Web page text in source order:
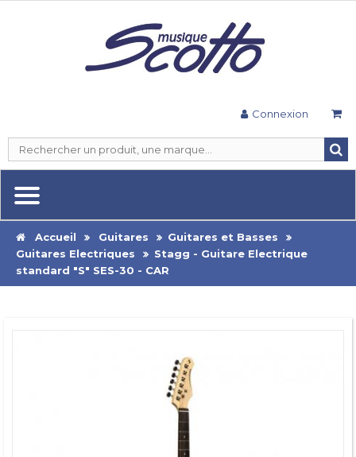
Connexion
Accueil Guitares
Guitares et Basses
Guitares Electriques
Stagg - Guitare Electrique
standard "S" SES-30 - CAR